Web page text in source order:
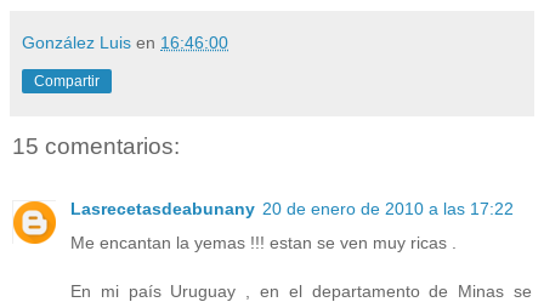
González Luis en 16:46:00
Compartir
15 comentarios:
Lasrecetasdeabunany 20 de enero de 2010 a las 17:22
Me encantan la yemas !!! estan se ven muy ricas .
En mi país Uruguay , en el departamento de Minas se